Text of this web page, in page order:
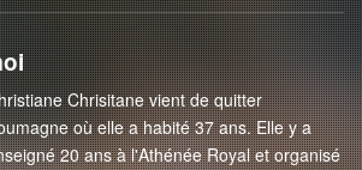
Chrisitane vient de quitter
où elle a habité 37 ans. Elle y a
20 ans à l'Athénée Royal et organisé